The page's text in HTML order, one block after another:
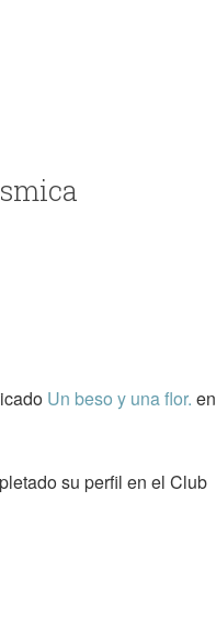
Un beso y una flor. en
su perfil en el Club